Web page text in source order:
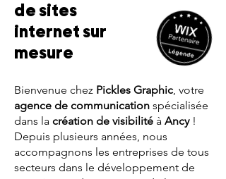
de sites
internet sur
mesure
Bienvenue chez Pickles Graphic, votre
agence de communication spécialisée
dans la création de visibilité à Ancy!
Depuis plusieurs années, nous
accompagnons les entreprises de tous
secteurs dans le développement de